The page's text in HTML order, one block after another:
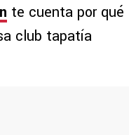
te cuenta por qué
club tapatía